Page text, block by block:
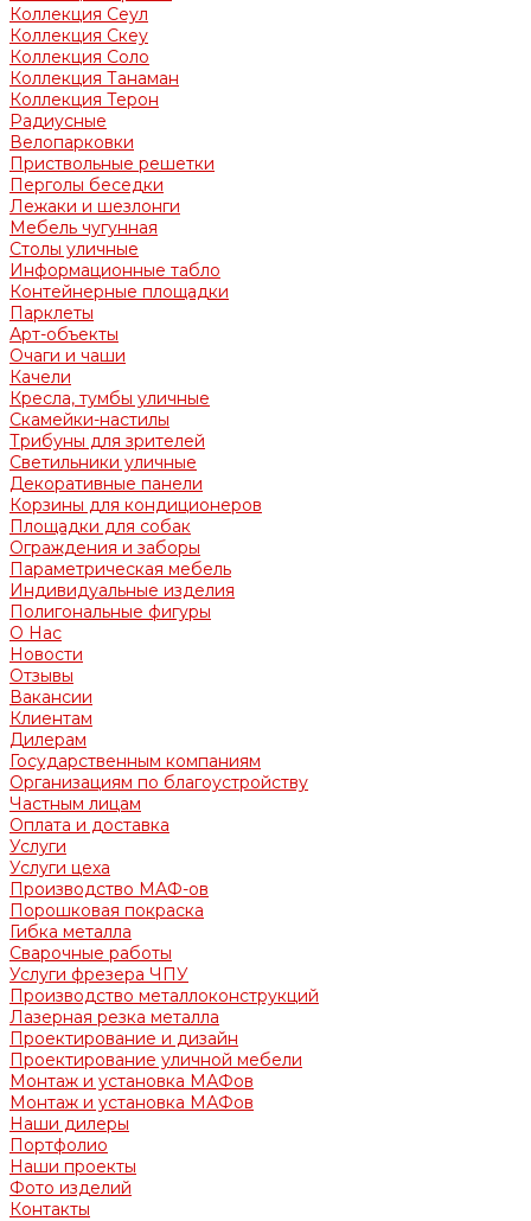
Коллекция Сеул
Коллекция Скеу
Коллекция Соло
Коллекция Танаман
Коллекция Терон
Радиусные
Велопарковки
Приствольные решетки
Перголы беседки
Лежаки и шезлонги
Мебель чугунная
Столы уличные
Информационные табло
Контейнерные площадки
Парклеты
Арт-объекты
Очаги и чаши
Качели
Кресла, тумбы уличные
Скамейки-настилы
Трибуны для зрителей
Светильники уличные
Декоративные панели
Корзины для кондиционеров
Площадки для собак
Ограждения и заборы
Параметрическая мебель
Индивидуальные изделия
Полигональные фигуры
О Нас
Новости
Отзывы
Вакансии
Клиентам
Дилерам
Государственным компаниям
Организациям по благоустройству
Частным лицам
Оплата и доставка
Услуги
Услуги цеха
Производство МАФ-ов
Порошковая покраска
Гибка металла
Сварочные работы
Услуги фрезера ЧПУ
Производство металлоконструкций
Лазерная резка металла
Проектирование и дизайн
Проектирование уличной мебели
Монтаж и установка МАФов
Монтаж и установка МАФов
Наши дилеры
Портфолио
Наши проекты
Фото изделий
Контакты